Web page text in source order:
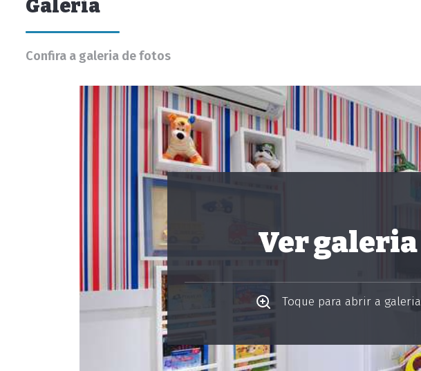
Galeria
Confira a galeria de fotos
Ver galeria
Toque para abrir a galeria